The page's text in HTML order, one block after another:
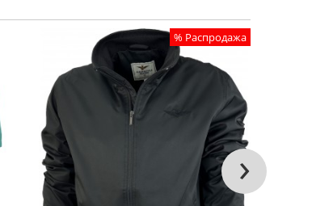
% Распродажа
›